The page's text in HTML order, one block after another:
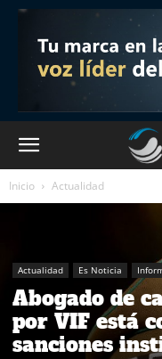
Inicio Actualidad
Actualidad Es Noticia
Abogado de
por VIF está
sanciones